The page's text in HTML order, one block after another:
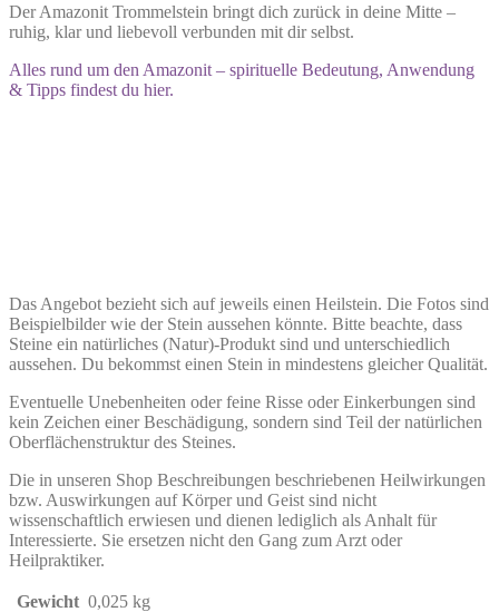
Der Amazonit Trommelstein bringt dich zurück in deine Mitte –
ruhig, klar und liebevoll verbunden mit dir selbst.
Alles rund um den Amazonit – spirituelle Bedeutung, Anwendung
& Tipps findest du hier.
Das Angebot bezieht sich auf jeweils einen Heilstein. Die Fotos sind
Beispielbilder wie der Stein aussehen könnte. Bitte beachte, dass
Steine ein natürliches (Natur)-Produkt sind und unterschiedlich
aussehen. Du bekommst einen Stein in mindestens gleicher Qualität.
Eventuelle Unebenheiten oder feine Risse oder Einkerbungen sind
kein Zeichen einer Beschädigung, sondern sind Teil der natürlichen
Oberflächenstruktur des Steines.
Die in unseren Shop Beschreibungen beschriebenen Heilwirkungen
bzw. Auswirkungen auf Körper und Geist sind nicht
wissenschaftlich erwiesen und dienen lediglich als Anhalt für
Interessierte. Sie ersetzen nicht den Gang zum Arzt oder
Heilpraktiker.
Gewicht 0,025 kg